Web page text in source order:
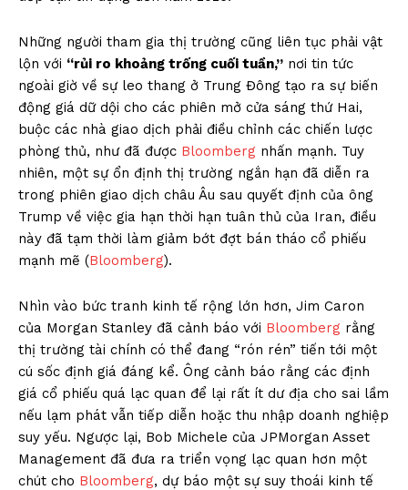
Những người tham gia thị trường cũng liên tục phải vật
lộn với “rủi ro khoảng trống cuối tuần,” nơi tin tức
ngoài giờ về sự leo thang ở Trung Đông tạo ra sự biến
động giá dữ dội cho các phiên mở cửa sáng thứ Hai,
buộc các nhà giao dịch phải điều chỉnh các chiến lược
phòng thủ, như đã được Bloomberg nhấn mạnh. Tuy
nhiên, một sự ổn định thị trường ngắn hạn đã diễn ra
trong phiên giao dịch châu Âu sau quyết định của ông
Trump về việc gia hạn thời hạn tuân thủ của Iran, điều
này đã tạm thời làm giảm bớt đợt bán tháo cổ phiếu
mạnh mẽ (Bloomberg).
Nhìn vào bức tranh kinh tế rộng lớn hơn, Jim Caron
của Morgan Stanley đã cảnh báo với Bloomberg rằng
thị trường tài chính có thể đang “rón rén” tiến tới một
cú sốc định giá đáng kể. Ông cảnh báo rằng các định
giá cổ phiếu quá lạc quan để lại rất ít dư địa cho sai lầm
nếu lạm phát vẫn tiếp diễn hoặc thu nhập doanh nghiệp
suy yếu. Ngược lại, Bob Michele của JPMorgan Asset
Management đã đưa ra triển vọng lạc quan hơn một
chút cho Bloomberg, dự báo một sự suy thoái kinh tế